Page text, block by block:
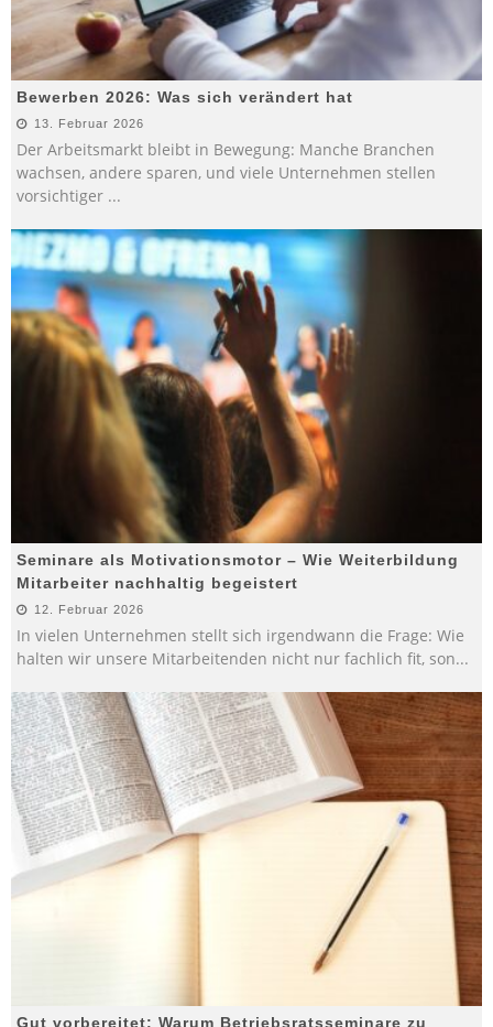
Bewerben 2026: Was sich verändert hat
13. Februar 2026
Der Arbeitsmarkt bleibt in Bewegung: Manche Branchen
wachsen, andere sparen, und viele Unternehmen stellen
vorsichtiger ...
Seminare als Motivationsmotor – Wie Weiterbildung
Mitarbeiter nachhaltig begeistert
12. Februar 2026
In vielen Unternehmen stellt sich irgendwann die Frage: Wie
halten wir unsere Mitarbeitenden nicht nur fachlich fit, son...
Gut vorbereitet: Warum Betriebsratsseminare zu